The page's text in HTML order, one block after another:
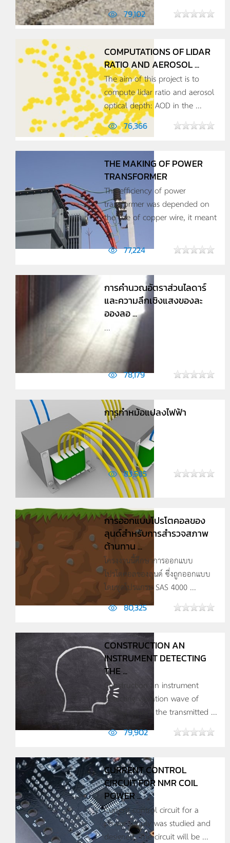
79,102
COMPUTATIONS OF LIDAR
RATIO AND AEROSOL ...
The aim of this project is to
compute lidar ratio and aerosol
optical depth: AOD in the ...
76,366
THE MAKING OF POWER
TRANSFORMER
The efficiency of power
transformer was depended on
the size of copper wire, it meant
...
77,224
การคำนวณอัตราส่วนไลดาร์
และความลึกเชิงแสงของละ
อองลอ ...
...
78,179
การทำหม้อแปลงไฟฟ้า
...
83,585
การออกแบบโปรโตคอลของ
ลุนด์สำหรับการสำรวจสภาพ
ต้านทาน ...
โครงงานนี้ศึกษาการออกแบบ
โปรโตคอลของลุนด์ ซึ่งถูกออกแบบ
โดยชุดโปรแกรม SAS 4000 ...
80,325
CONSTRUCTION AN
INSTRUMENT DETECTING
THE ...
Construction an instrument
detecting vibration wave of
voiced sound, the transmitted ...
79,902
CURRENT CONTROL
CIRCUIT FOR NMR COIL
POWER ...
Current control circuit for a
power supply was studied and
designed. The circuit will be ...